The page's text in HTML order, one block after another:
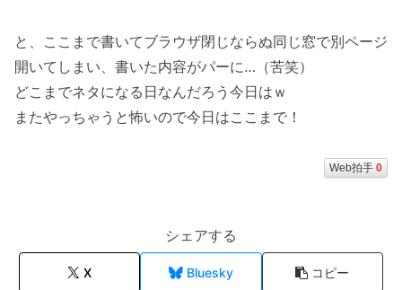
と、ここまで書いてブラウザ閉じならぬ同じ窓で別ページ
開いてしまい、書いた内容がパーに…（苦笑）
どこまでネタになる日なんだろう今日はｗ
またやっちゃうと怖いので今日はここまで！
Web拍手 0
シェアする
X Bluesky コピー